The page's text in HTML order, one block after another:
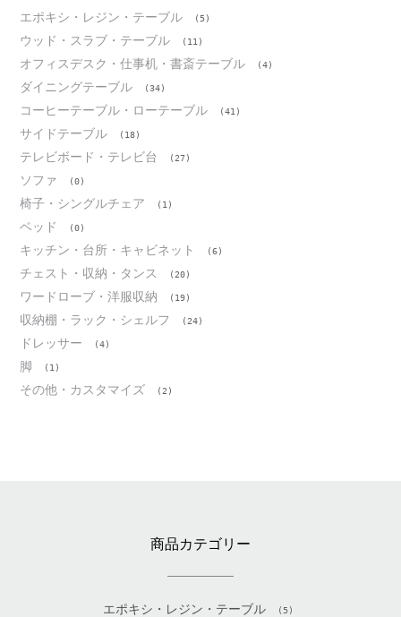
エポキシ・レジン・テーブル (5)
ウッド・スラブ・テーブル (11)
オフィスデスク・仕事机・書斎テーブル (4)
ダイニングテーブル (34)
コーヒーテーブル・ローテーブル (41)
サイドテーブル (18)
テレビボード・テレビ台 (27)
ソファ (0)
椅子・シングルチェア (1)
ベッド (0)
キッチン・台所・キャビネット (6)
チェスト・収納・タンス (20)
ワードローブ・洋服収納 (19)
収納棚・ラック・シェルフ (24)
ドレッサー (4)
脚 (1)
その他・カスタマイズ (2)
商品カテゴリー
エポキシ・レジン・テーブル (5)